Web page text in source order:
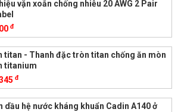
vặn xoắn chống nhiễu 20 AWG 2 Pair
đ
titan - Thanh đặc tròn titan chống ăn mòn
titanium
đ
dầu hệ nước kháng khuẩn Cadin A140 ở